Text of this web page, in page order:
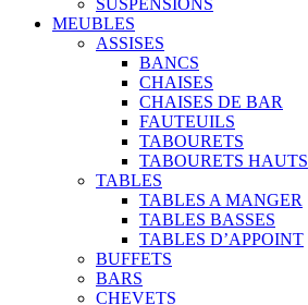
SUSPENSIONS
MEUBLES
ASSISES
BANCS
CHAISES
CHAISES DE BAR
FAUTEUILS
TABOURETS
TABOURETS HAUTS
TABLES
TABLES A MANGER
TABLES BASSES
TABLES D’APPOINT
BUFFETS
BARS
CHEVETS